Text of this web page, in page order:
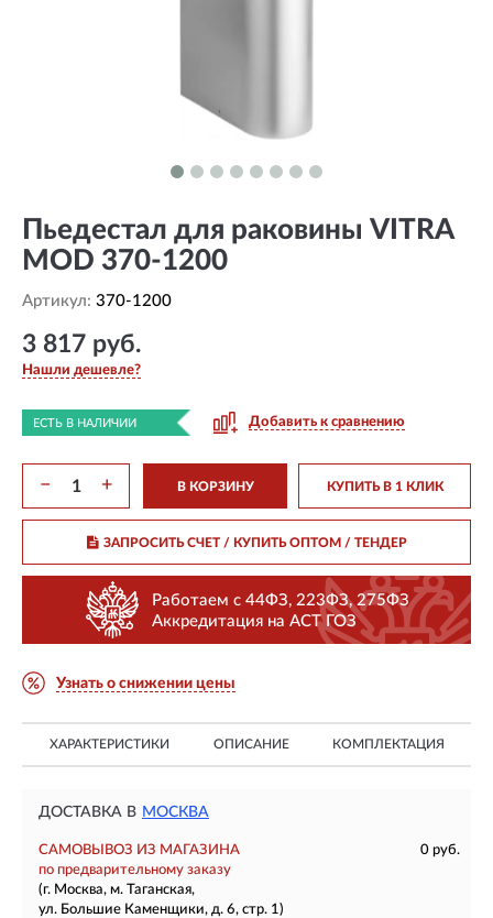
Пьедестал для раковины VITRA
MOD 370-1200
Артикул: 370-1200
3 817 руб.
Нашли дешевле?
ЕСТЬ В НАЛИЧИИ Добавить к сравнению
− + В КОРЗИНУ КУПИТЬ В 1 КЛИК
ЗАПРОСИТЬ СЧЕТ / КУПИТЬ ОПТОМ/ ТЕНДЕР
Работаем с 44ФЗ, 223ФЗ, 275ФЗ
Аккредитация на АСТ ГОЗ
Узнать о снижении цены
ХАРАКТЕРИСТИКИ ОПИСАНИЕ КОМПЛЕКТАЦИЯ
ДОСТАВКА В МОСКВА
САМОВЫВОЗ ИЗ МАГАЗИНА
0 руб.
по предварительному заказу
(г. Москва, м. Таганская,
ул. Большие Каменщики, д. 6, стр. 1)